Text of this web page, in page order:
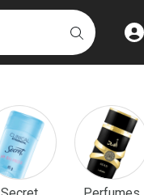
BUSCAR